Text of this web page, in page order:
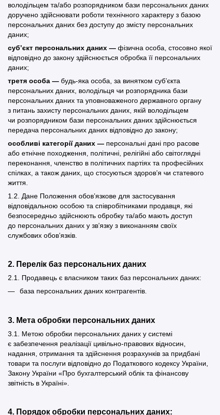
володільцем та/або розпорядником бази персональних даних
доручено здійснювати роботи технічного характеру з базою
персональних даних без доступу до змісту персональних
даних;
суб’єкт персональних даних — фізична особа, стосовно якої
відповідно до закону здійснюється обробка її персональних
даних;
третя особа — будь-яка особа, за винятком суб’єкта
персональних даних, володільця чи розпорядника бази
персональних даних та уповноваженого державного органу
з питань захисту персональних даних, якій володільцем
чи розпорядником бази персональних даних здійснюється
передача персональних даних відповідно до закону;
особливі категорії даних — персональні дані про расове
або етнічне походження, політичні, релігійні або світоглядні
переконання, членство в політичних партіях та професійних
спілках, а також даних, що стосуються здоров’я чи статевого
життя.
1.2. Дане Положення обов’язкове для застосування
відповідальною особою та співробітниками продавця, які
безпосередньо здійснюють обробку та/або мають доступ
до персональних даних у зв’язку з виконанням своїх
службових обов’язків.
2. Перелік баз персональних даних
2.1. Продавець є власником таких баз персональних даних:
база персональних даних контрагентів.
3. Мета обробки персональних даних
3.1. Метою обробки персональних даних у системі
є забезпечення реалізації цивільно-правових відносин,
надання, отримання та здійснення розрахунків за придбані
товари та послуги відповідно до Податкового кодексу України,
Закону України «Про бухгалтерський облік та фінансову
звітність в Україні».
4. Порядок обробки персональних даних: